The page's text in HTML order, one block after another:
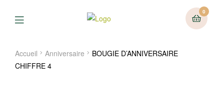
0
Menu
Accueil Anniversaire
BOUGIE D’ANNIVERSAIRE
CHIFFRE 4